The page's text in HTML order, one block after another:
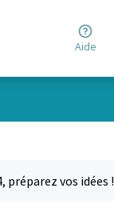
Aide
préparez vos idées !